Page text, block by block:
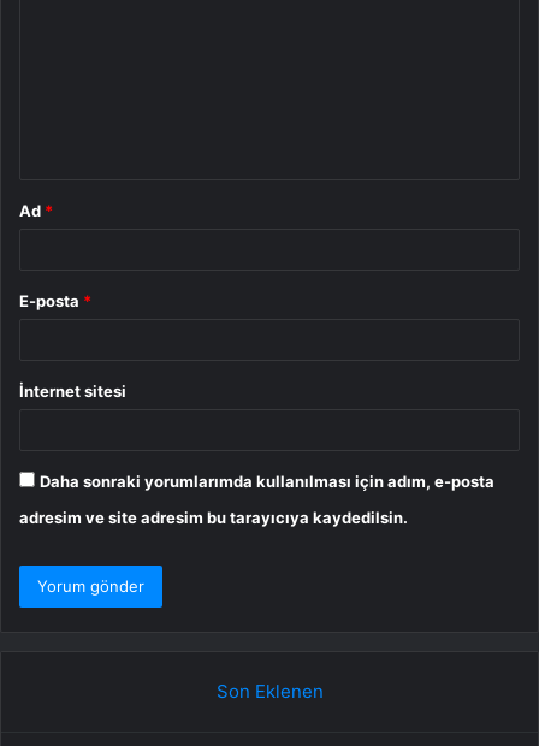
Ad *
E-posta *
İnternet sitesi
Daha sonraki yorumlarımda kullanılması için adım, e-posta
adresim ve site adresim bu tarayıcıya kaydedilsin.
Son Eklenen